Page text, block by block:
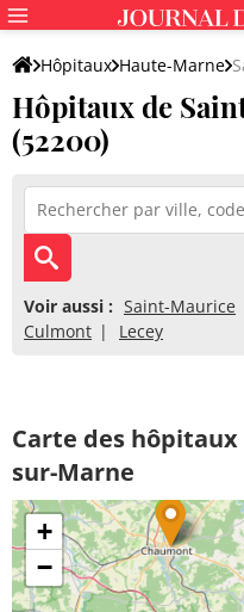
Hôpitaux Haute-Marne
Hôpitaux de
(52200)
Voir aussi : Saint-Maurice
Culmont
Lecey
Carte des
sur-Marne
+
−